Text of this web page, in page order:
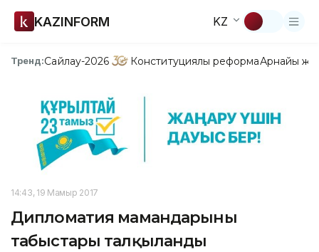
KAZINFORM KZ
Тренд:Сайлау-2026 Конституциялық реформаАрнайы
14:43, 19 Мамыр 2017
Дипломатия мамандарының
табыстары талқыланды